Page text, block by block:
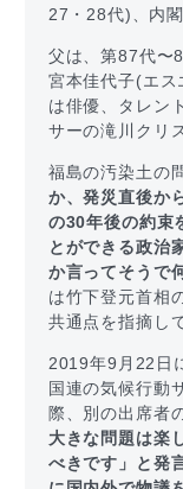
27・28代)、内
父は、第87代〜
宮本佳代子(エス
は俳優、タレン
サーの滝川クリ
福島の汚染土の
か、発災直後か
の30年後の約束
とができる政治
か言ってそうで
は竹下登元首相
共通点を指摘し
2019年9月22日
国連の気候行動
際、別の出席者
大きな問題は楽
べきです」と発